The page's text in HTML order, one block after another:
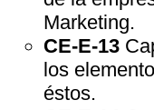
Marketing.
CE-E-13
los
éstos.